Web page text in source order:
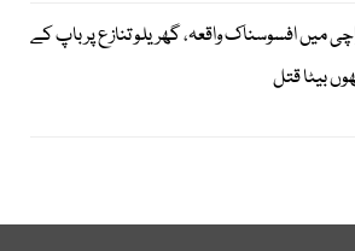
میں افسوسناک واقعہ، گھریلو تنازع پر باپ کے
بیٹا قتل